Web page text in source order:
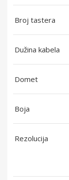
Broj tastera
Dužina kabela
Domet
Boja
Rezolucija